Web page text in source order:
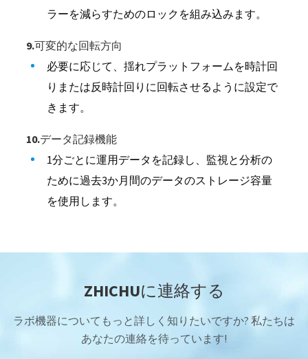
ラーを減らすためのロックを組み込みます。
9.可変的な回転方向
必要に応じて、揺れプラットフォームを時計回
りまたは反時計回りに回転させるように設定で
きます。
10.データ記録機能
1分ごとに運用データを記録し、監視と分析の
ために過去3か月間のデータのストレージ容量
を使用します。
ZHICHUに連絡する
ラボ機器についてもっと詳しく知りたいですか? 私たちは
あなたの連絡を待っています!